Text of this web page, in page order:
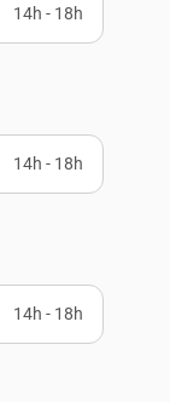
14h - 18h
14h - 18h
14h - 18h